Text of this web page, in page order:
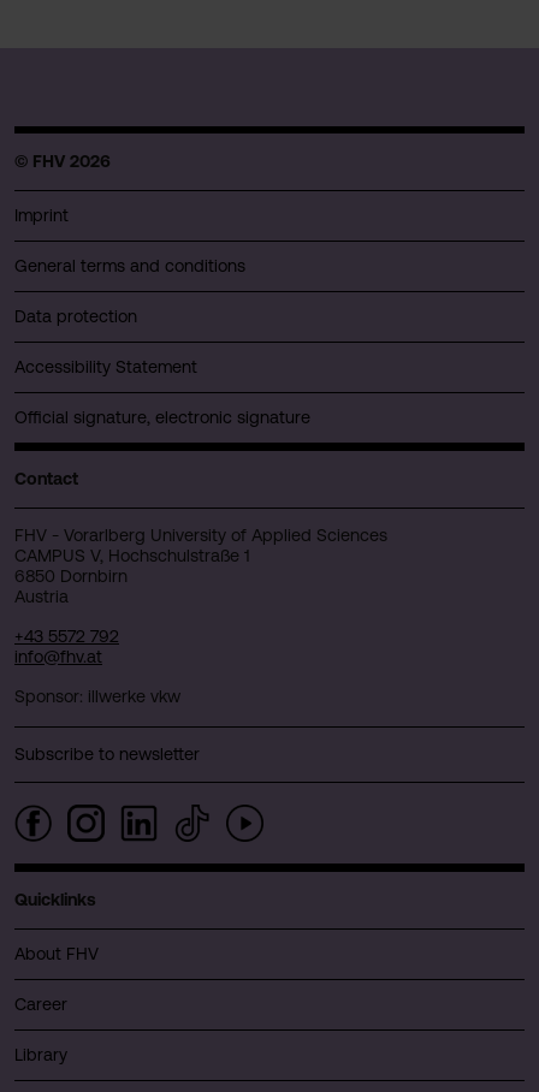
© FHV 2026
Imprint
General terms and conditions
Data protection
Accessibility Statement
Official signature, electronic signature
Contact
FHV - Vorarlberg University of Applied Sciences
CAMPUS V, Hochschulstraße 1
6850 Dornbirn
Austria
+43 5572 792
info@fhv.at
Sponsor: illwerke vkw
Subscribe to newsletter
Quicklinks
About FHV
Career
Library